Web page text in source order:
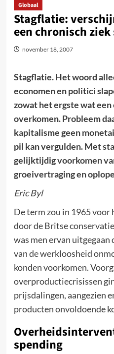
Globaal
Stagflatie:
een chronisch
november 18, 2007
Stagflatie. Het woord
economen en politici
zowat het ergste wat een
overkomen. Probleem
kapitalisme geen
pil kan vergulden. Met
gelijktijdig voorkomen
groeivertraging en
Eric Byl
De term zou in 1965
door de Britse
was men ervan
van de werkloosheid
konden voorkomen.
overproductiecrisissen
prijsdalingen, aangezien
producten onvoldoende
spending